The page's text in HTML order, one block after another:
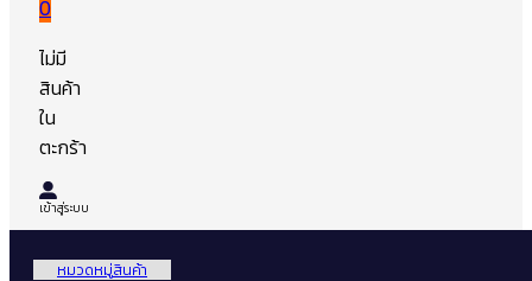
0
ไม่มี
สินค้า
ใน
ตะกร้า
เข้าสู่ระบบ
หมวดหมู่สินค้า